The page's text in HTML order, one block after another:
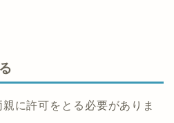
に許可をとる必要がありま